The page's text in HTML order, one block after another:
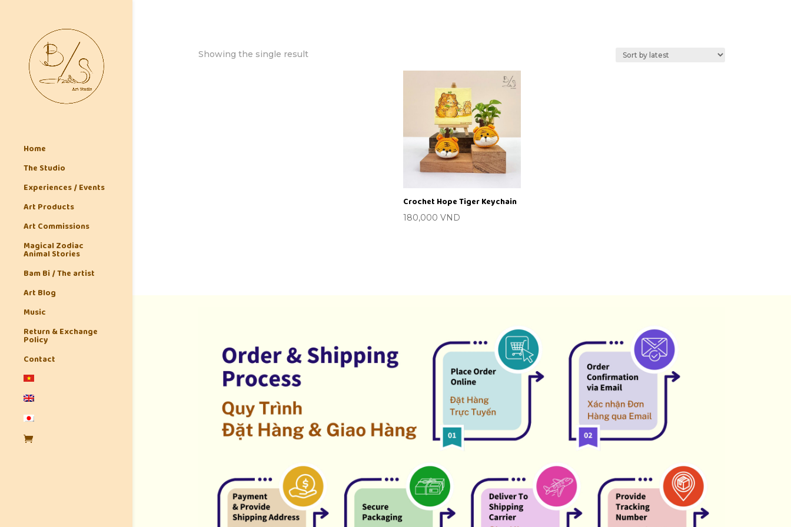
Home
The Studio
Experiences / Events
Art Products
Art Commissions
Magical Zodiac
Animal Stories
Bam Bi / The artist
Art Blog
Music
Return & Exchange
Policy
Contact
Showing the single result
Crochet Hope Tiger Keychain
180,000 VND